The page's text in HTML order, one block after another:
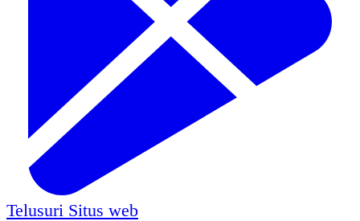
Telusuri Situs web